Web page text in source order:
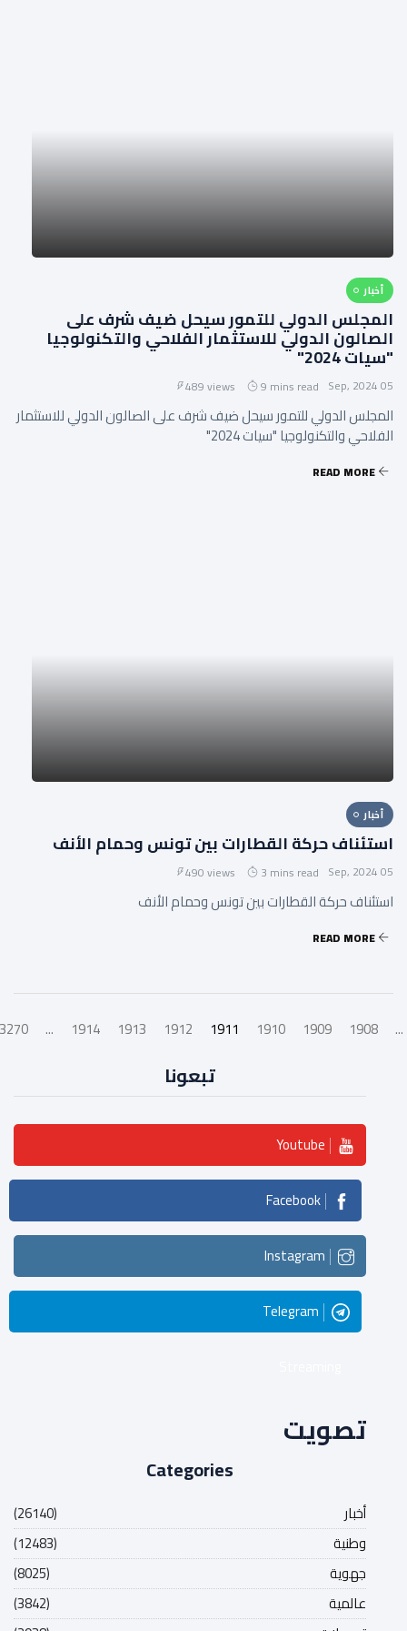
أخبار
المجلس الدولي للتمور سيحل ضيف شرف على
الصالون الدولي للاستثمار الفلاحي والتكنولوجيا
"سيات 2024"
05 Sep, 2024
9 mins read
489 views
المجلس الدولي للتمور سيحل ضيف شرف على الصالون الدولي للاستثمار
الفلاحي والتكنولوجيا "سيات 2024"
READ MORE
أخبار
استئناف حركة القطارات بين تونس وحمام الأنف
05 Sep, 2024
3 mins read
490 views
استئناف حركة القطارات بين تونس وحمام الأنف
READ MORE
...
1908
1909
1910
1911
1912
1913
1914
...
3270
تبعونا
Youtube
Facebook
Instagram
Telegram
تصويت
Categories
أخبار
(26140)
وطنية
(12483)
جهوية
(8025)
عالمية
(3842)